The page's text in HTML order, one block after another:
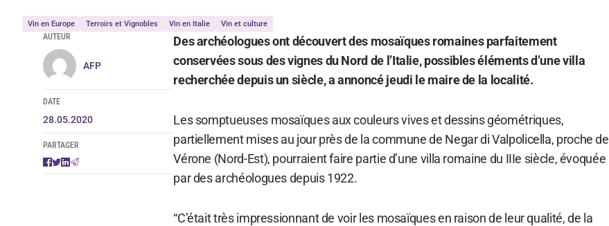
Vin en Europe Terroirs et Vignobles Vin en Italie Vin et culture
AUTEUR
AFP
DATE
28.05.2020
PARTAGER
Des archéologues ont découvert des mosaïques romaines parfaitement
conservées sous des vignes du Nord de l’Italie, possibles éléments d’une villa
recherchée depuis un siècle, a annoncé jeudi le maire de la localité.
Les somptueuses mosaïques aux couleurs vives et dessins géométriques,
partiellement mises au jour près de la commune de Negar di Valpolicella, proche de
Vérone (Nord-Est), pourraient faire partie d’une villa romaine du IIIe siècle, évoquée
par des archéologues depuis 1922.
“C’était très impressionnant de voir les mosaïques en raison de leur qualité, de la